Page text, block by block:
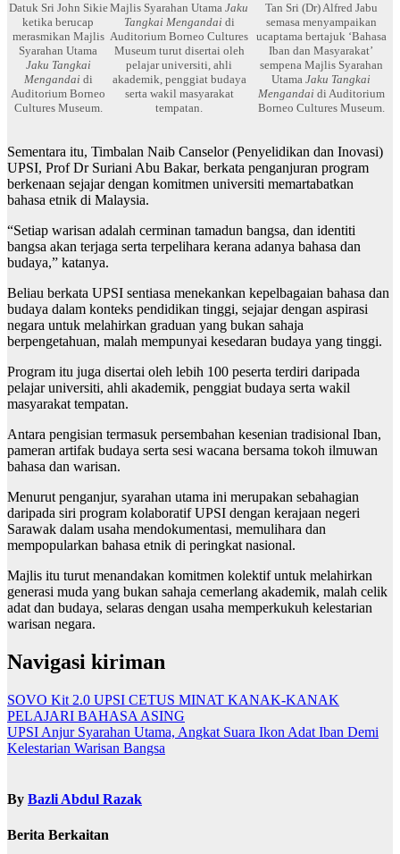
Datuk Sri John Sikie
ketika berucap
merasmikan Majlis
Syarahan Utama
Jaku Tangkai
Mengandai di
Auditorium Borneo
Cultures Museum.
Majlis Syarahan UtamaJaku
Tangkai Mengandai di
Auditorium Borneo Cultures
Museum turut disertai oleh
pelajar universiti, ahli
akademik, penggiat budaya
serta wakil masyarakat
tempatan.
Tan Sri (Dr) Alfred Jabu
semasa menyampaikan
ucaptama bertajuk ‘Bahasa
Iban dan Masyarakat’
sempena Majlis Syarahan
UtamaJaku Tangkai
Mengandai di Auditorium
Borneo Cultures Museum.
Sementara itu, Timbalan Naib Canselor (Penyelidikan dan Inovasi)
UPSI, Prof Dr Suriani Abu Bakar, berkata penganjuran program
berkenaan sejajar dengan komitmen universiti memartabatkan
bahasa etnik di Malaysia.
“Setiap warisan adalah cerminan tamadun bangsa, dan identiti
bangsa akan terjaga serta terpelihara kerana adanya bahasa dan
budaya,” katanya.
Beliau berkata UPSI sentiasa menekankan kepelbagaian bahasa dan
budaya dalam konteks pendidikan tinggi, sejajar dengan aspirasi
negara untuk melahirkan graduan yang bukan sahaja
berpengetahuan, malah mempunyai kesedaran budaya yang tinggi.
Program itu juga disertai oleh lebih 100 peserta terdiri daripada
pelajar universiti, ahli akademik, penggiat budaya serta wakil
masyarakat tempatan.
Antara pengisian termasuk persembahan kesenian tradisional Iban,
pameran artifak budaya serta sesi wacana bersama tokoh ilmuwan
bahasa dan warisan.
Menurut penganjur, syarahan utama ini merupakan sebahagian
daripada siri program kolaboratif UPSI dengan kerajaan negeri
Sarawak dalam usaha mendokumentasi, memulihara dan
mempopularkan bahasa etnik di peringkat nasional.
Majlis itu turut menandakan komitmen kolektif untuk melahirkan
generasi muda yang bukan sahaja cemerlang akademik, malah celik
adat dan budaya, selaras dengan usaha memperkukuh kelestarian
warisan negara.
Navigasi kiriman
SOVO Kit 2.0 UPSI CETUS MINAT KANAK-KANAK
PELAJARI BAHASA ASING
UPSI Anjur Syarahan Utama, Angkat Suara Ikon Adat Iban Demi
Kelestarian Warisan Bangsa
By Bazli Abdul Razak
Berita Berkaitan